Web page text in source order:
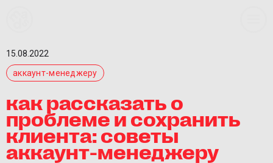
15.08.2022
аккаунт-менеджеру
как рассказать о
проблеме и сохранить
клиента: советы
аккаунт-менеджеру